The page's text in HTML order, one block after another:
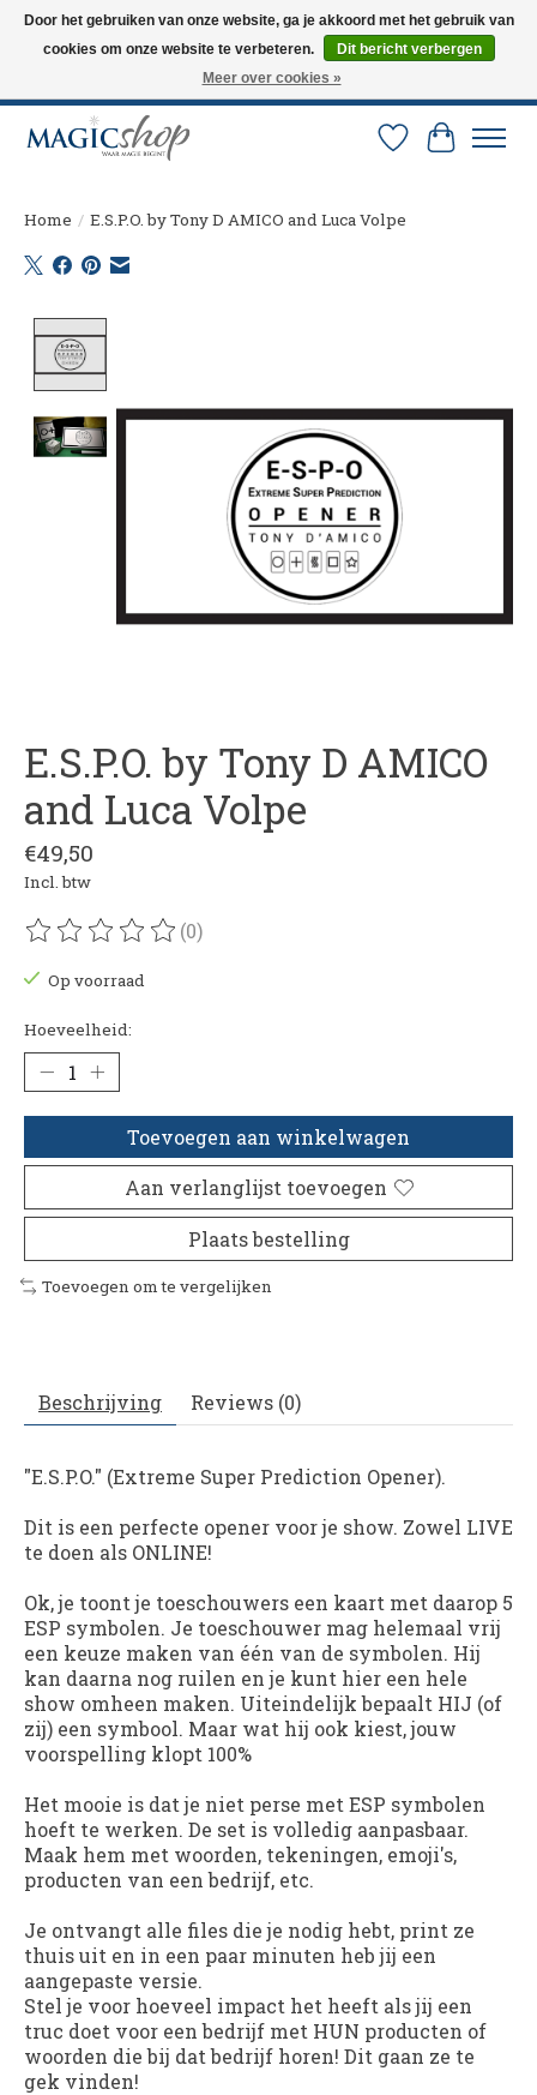
Altijd de nieuwste trucs op voorraad. Snelle verzending via PostNL en DHL.
Langskomen in onze winkel? Bel of mail om een afspraak te maken. 0251-
Verlanglijst
Home / E.S.P.O. by Tony D AMICO and Luca Volpe
E.S.P.O. by Tony D AMICO
and Luca Volpe
€49,50
Incl. btw
De beoordeling van dit product is
(0)
Op voorraad
Hoeveelheid:
Toevoegen aan winkelwagen
Aan verlanglijst toevoegen
Plaats bestelling
Toevoegen om te vergelijken
Beschrijving Reviews (0)
"E.S.P.O." (Extreme Super Prediction Opener).
Dit is een perfecte opener voor je show. Zowel LIVE
te doen als ONLINE!
Ok, je toont je toeschouwers een kaart met daarop 5
ESP symbolen. Je toeschouwer mag helemaal vrij
een keuze maken van één van de symbolen. Hij
kan daarna nog ruilen en je kunt hier een hele
show omheen maken. Uiteindelijk bepaalt HIJ (of
zij) een symbool. Maar wat hij ook kiest, jouw
voorspelling klopt 100%
Het mooie is dat je niet perse met ESP symbolen
hoeft te werken. De set is volledig aanpasbaar.
Maak hem met woorden, tekeningen, emoji's,
producten van een bedrijf, etc.
Je ontvangt alle files die je nodig hebt, print ze
thuis uit en in een paar minuten heb jij een
aangepaste versie.
Stel je voor hoeveel impact het heeft als jij een
truc doet voor een bedrijf met HUN producten of
woorden die bij dat bedrijf horen! Dit gaan ze te
gek vinden!
Door het gebruiken van onze website, ga je akkoord met het gebruik van
cookies om onze website te verbeteren.
Dit bericht verbergen
Meer over cookies »